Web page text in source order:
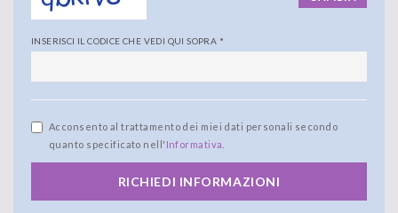
INSERISCI IL CODICE CHE VEDI QUI SOPRA *
Acconsento al trattamento dei miei dati personali secondo
quanto specificato nell' Informativa
RICHIEDI INFORMAZIONI